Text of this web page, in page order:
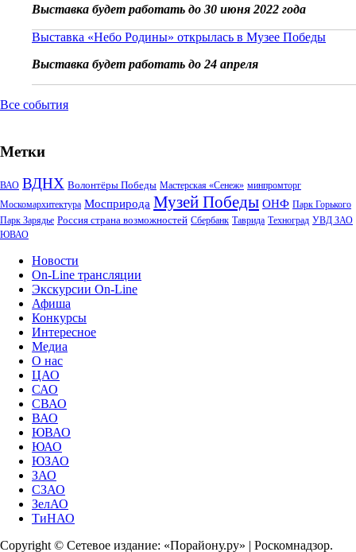
Выставка будет работать до 30 июня 2022 года
Выставка «Небо Родины» открылась в Музее Победы
Выставка будет работать до 24 апреля
Все события
Метки
ВАО ВДНХ Волонтёры Победы Мастерская «Сенеж» минпромторг
Москомархитектура Мосприрода Музей Победы ОНФ Парк Горького
Парк Зарядье Россия страна возможностей Сбербанк Таврида Техноград УВД ЗАО
ЮВАО
Новости
On-Line трансляции
Экскурсии On-Line
Афиша
Конкурсы
Интересное
Медиа
О нас
ЦАО
САО
СВАО
ВАО
ЮВАО
ЮАО
ЮЗАО
ЗАО
СЗАО
ЗелАО
ТиНАО
Copyright © Сетевое издание: «Порайону.ру» | Роскомнадзор.